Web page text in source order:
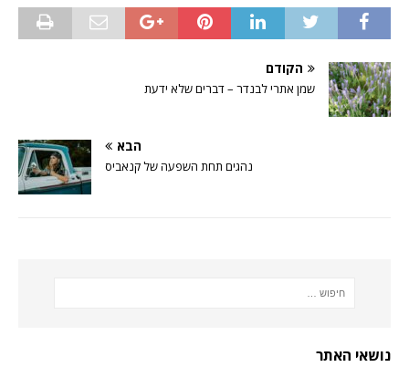
הקודם
שמן אתרי לבנדר – דברים שלא ידעת
הבא
נהגים תחת השפעה של קנאביס
נושאי האתר